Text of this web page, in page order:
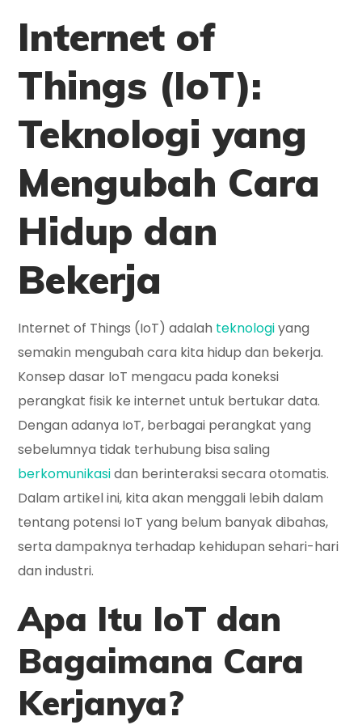
Internet of
Things (IoT):
Teknologi yang
Mengubah Cara
Hidup dan
Bekerja
Internet of Things (IoT) adalah teknologiyang
semakin mengubah cara kita hidup dan bekerja.
Konsep dasar IoT mengacu pada koneksi
perangkat fisik ke internet untuk bertukar data.
Dengan adanya IoT, berbagai perangkat yang
sebelumnya tidak terhubung bisa saling
berkomunikasidan berinteraksi secara otomatis.
Dalam artikel ini, kita akan menggali lebih dalam
tentang potensi IoT yang belum banyak dibahas,
serta dampaknya terhadap kehidupan sehari-hari
dan industri.
Apa Itu IoT dan
Bagaimana Cara
Kerjanya?